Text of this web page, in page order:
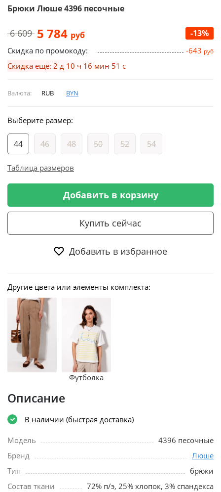
Брюки Люше 4396 песочные
6 609 5 784 руб -13%
Скидка по промокоду: -643 руб
Скидка ещё: 2 д 10 ч 16 мин 51 с
Валюта: RUB BYN
Выберите размер:
44 46 48 50 52 54
Таблица размеров
Добавить в корзину
Купить сейчас
Добавить в избранное
Другие цвета или элементы комплекта:
Футболка
Описание
В наличии (быстрая доставка)
Модель
4396 песочные
Бренд
Люше
Тип
брюки
Состав ткани
72% п/э, 25% хлопок, 3% спандекса